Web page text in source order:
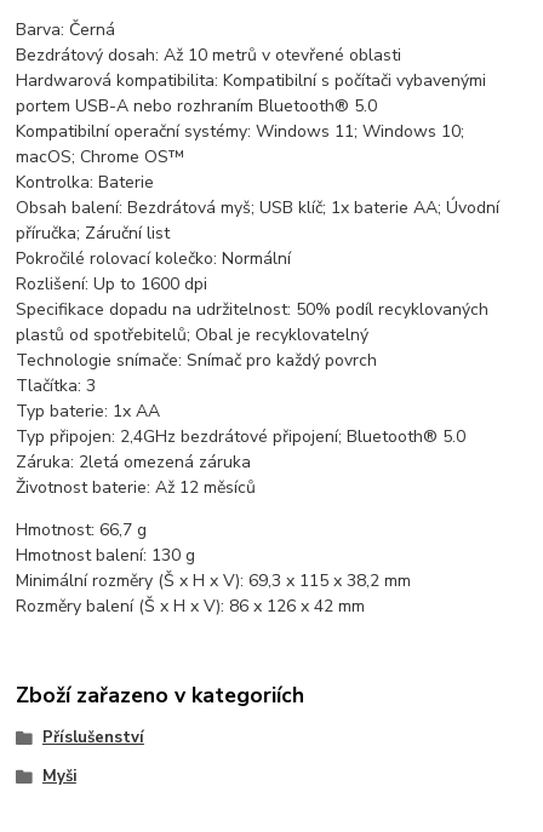
Barva: Černá
Bezdrátový dosah: Až 10 metrů v otevřené oblasti
Hardwarová kompatibilita: Kompatibilní s počítači vybavenými
portem USB-A nebo rozhraním Bluetooth® 5.0
Kompatibilní operační systémy: Windows 11; Windows 10;
macOS; Chrome OS™
Kontrolka: Baterie
Obsah balení: Bezdrátová myš; USB klíč; 1x baterie AA; Úvodní
příručka; Záruční list
Pokročilé rolovací kolečko: Normální
Rozlišení: Up to 1600 dpi
Specifikace dopadu na udržitelnost: 50% podíl recyklovaných
plastů od spotřebitelů; Obal je recyklovatelný
Technologie snímače: Snímač pro každý povrch
Tlačítka: 3
Typ baterie: 1x AA
Typ připojen: 2,4GHz bezdrátové připojení; Bluetooth® 5.0
Záruka: 2letá omezená záruka
Životnost baterie: Až 12 měsíců
Hmotnost: 66,7 g
Hmotnost balení: 130 g
Minimální rozměry (Š x H x V): 69,3 x 115 x 38,2 mm
Rozměry balení (Š x H x V): 86 x 126 x 42 mm
Zboží zařazeno v kategoriích
Příslušenství
Myši